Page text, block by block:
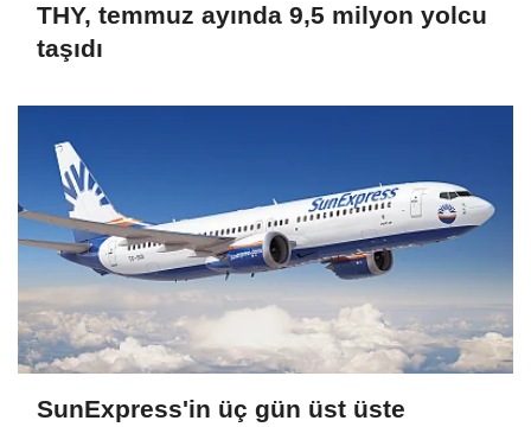
THY, temmuz ayında 9,5 milyon yolcu
taşıdı
SunExpress'in üç gün üst üste